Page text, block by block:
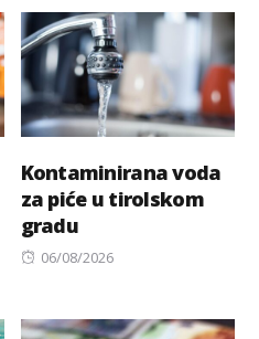
Kontaminirana voda
za piće u tirolskom
gradu
Posted
06/08/2026